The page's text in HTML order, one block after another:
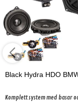
Black Hydra HDO
Komplett system med basar